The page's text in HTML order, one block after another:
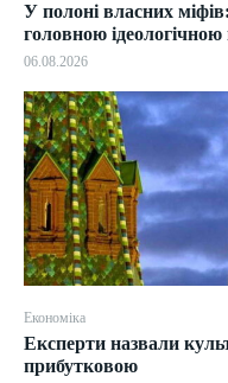
У полоні власних
головною
06.08.2026
Економіка
Експерти назвали
прибутковою